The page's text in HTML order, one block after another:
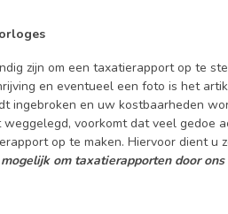
zijn om een taxatierapport op te
en eventueel een foto is het
ingebroken en uw kostbaarheden
voorkomt dat veel gedoe
op te maken. Hiervoor dient u
om taxatierapporten door